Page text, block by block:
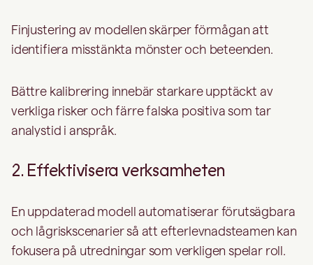
Finjustering av modellen skärper förmågan att
identifiera misstänkta mönster och beteenden.
Bättre kalibrering innebär starkare upptäckt av
verkliga risker och färre falska positiva som tar
analystid i anspråk.
2. Effektivisera verksamheten
En uppdaterad modell automatiserar förutsägbara
och lågriskscenarier så att efterlevnadsteamen kan
fokusera på utredningar som verkligen spelar roll.